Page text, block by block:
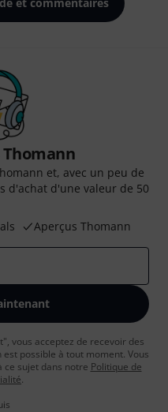
et, avec un peu de
d'achat d'une valeur de 50
Aperçus Thomann
vous acceptez de recevoir des
possible à tout moment. Vous
sujet dans notre Politique de
.